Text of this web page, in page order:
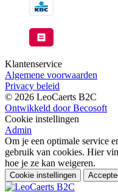
Klantenservice
Algemene voorwaarden
Privacy beleid
© 2026 LeoCaerts B2C
Ontwikkeld door Becosoft
Cookie instellingen
Admin
Om je een optimale service
gebruik van cookies. Hier
hoe je ze kan weigeren.
Cookie instellingen